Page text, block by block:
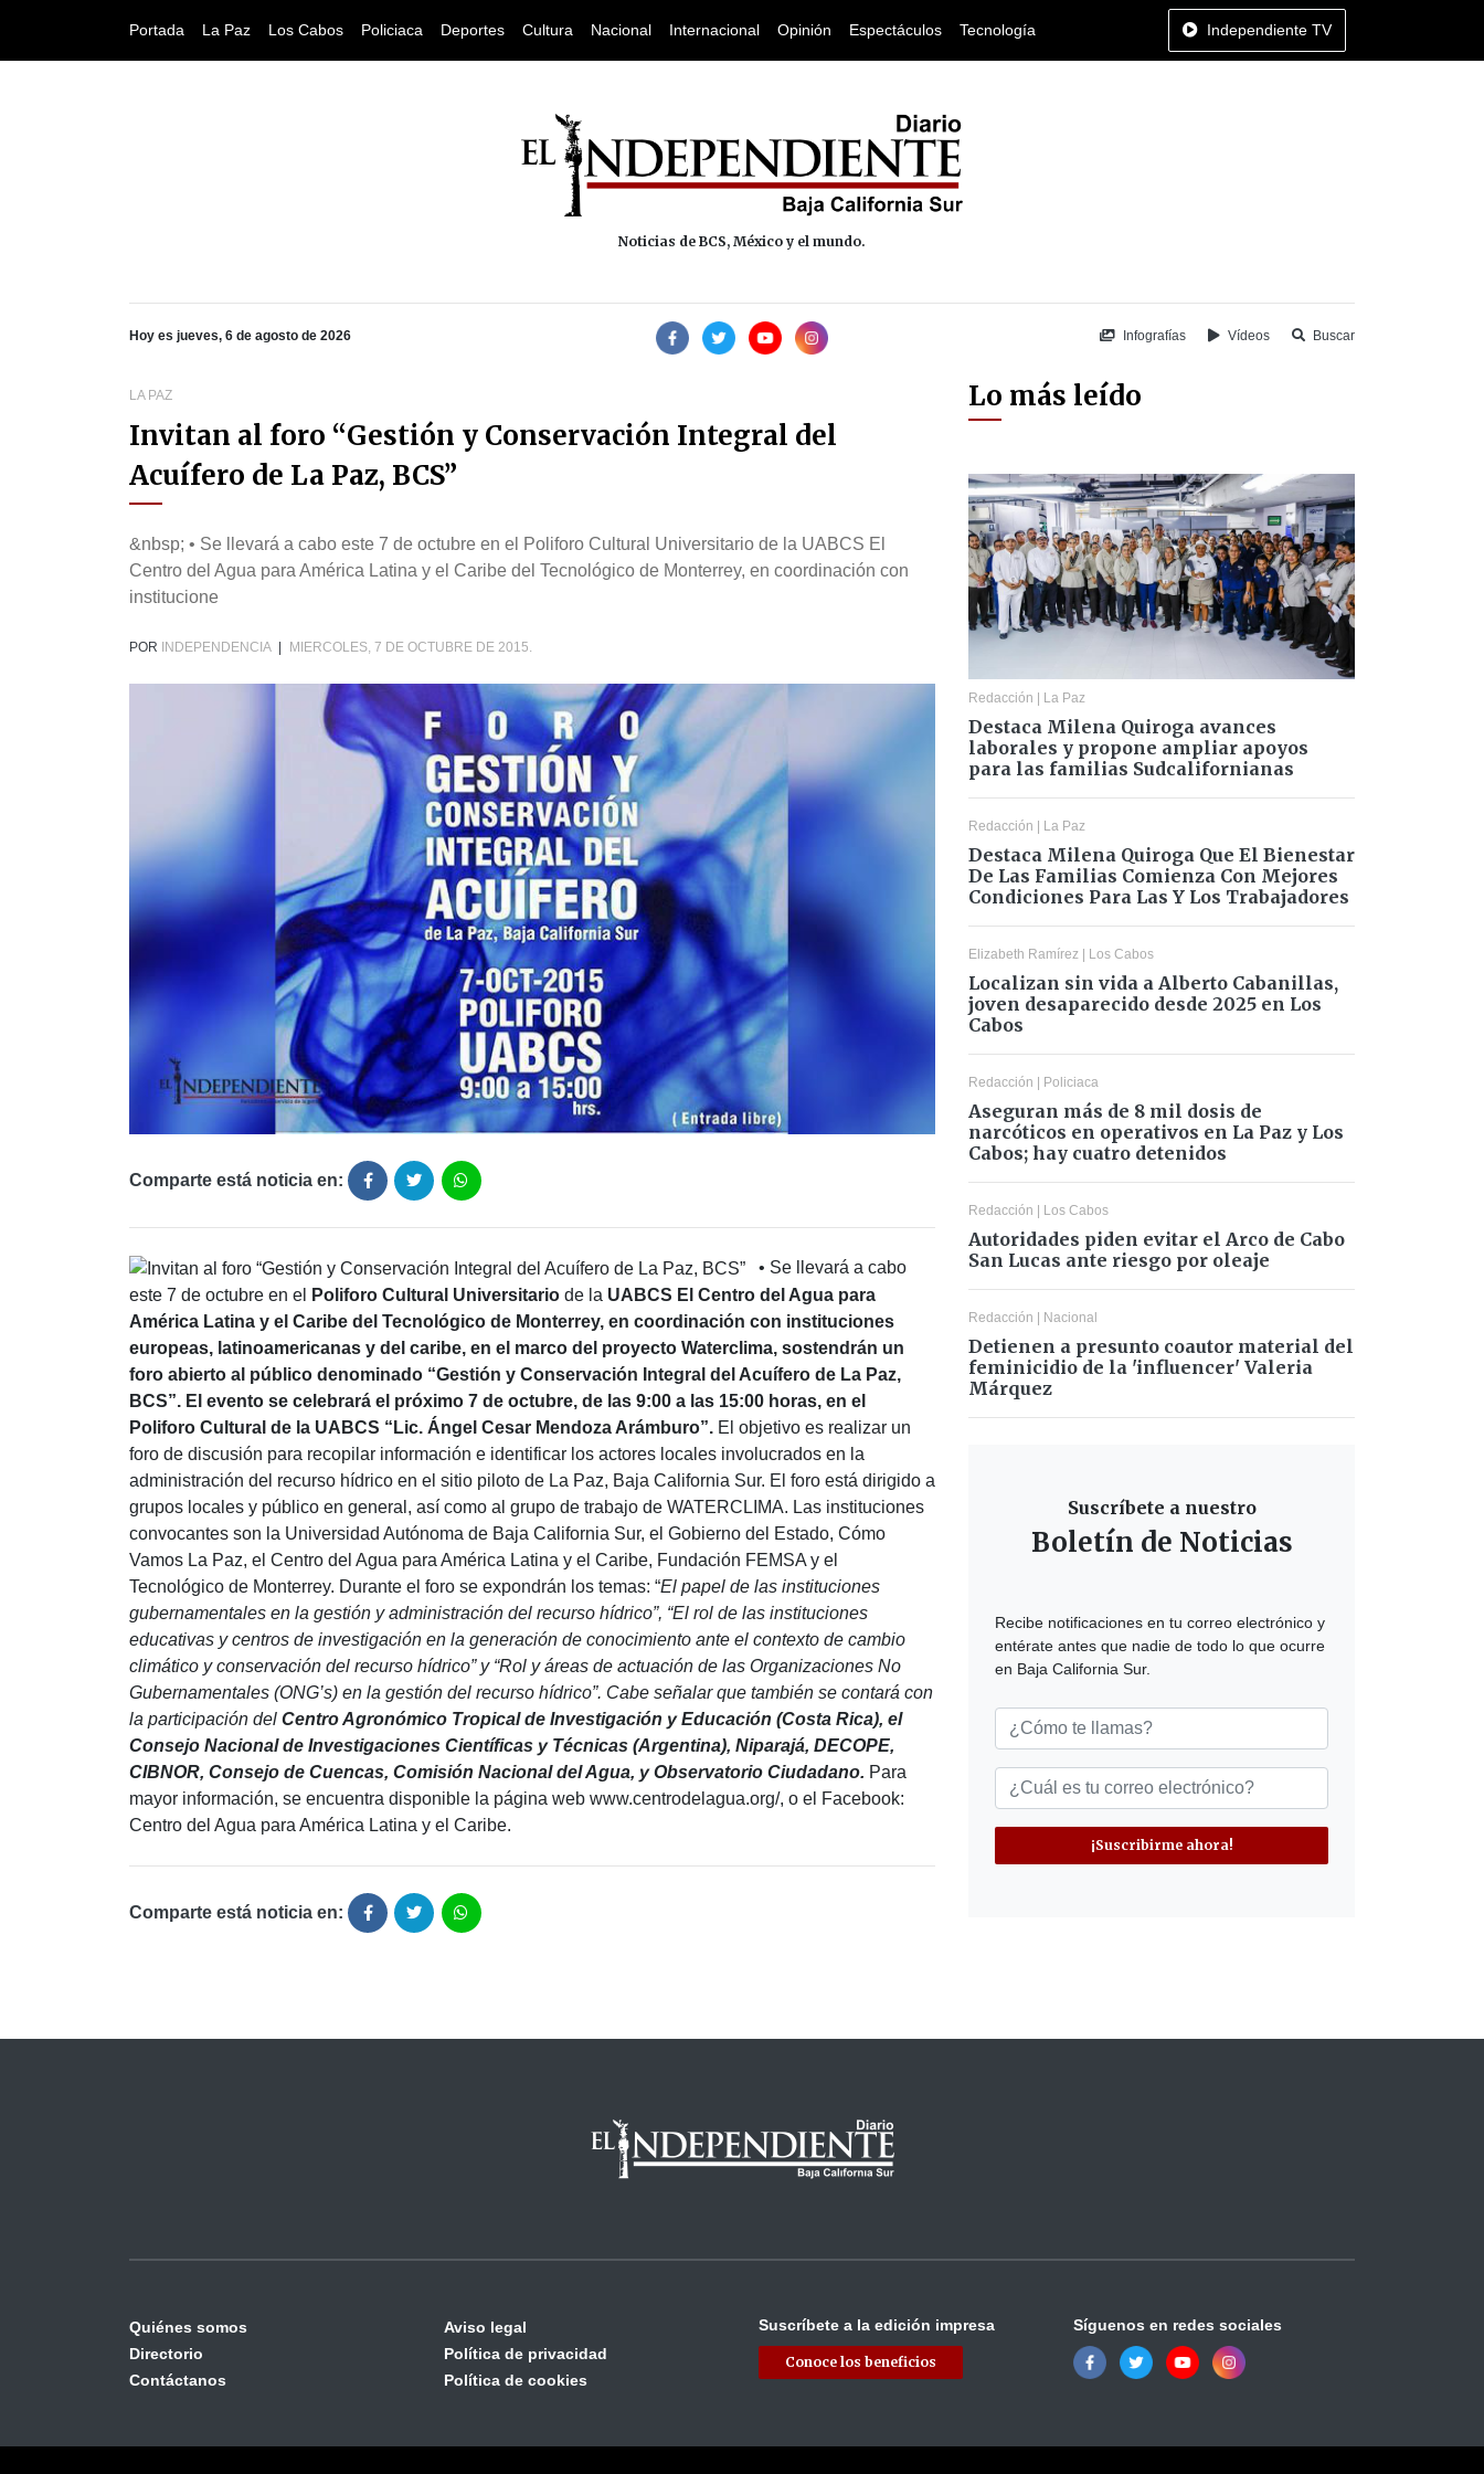
Portada La Paz Los Cabos Policiaca Deportes Cultura Nacional Internacional Opinión Espectáculos Tecnología Independiente TV
Noticias de BCS, México y el mundo.
Hoy es jueves, 6 de agosto de 2026 Infografías Vídeos Buscar
LA PAZ
Invitan al foro “Gestión y Conservación Integral del
Acuífero de La Paz, BCS”
&nbsp; • Se llevará a cabo este 7 de octubre en el Poliforo Cultural Universitario de la UABCS El
Centro del Agua para América Latina y el Caribe del Tecnológico de Monterrey, en coordinación con
institucione
POR INDEPENDENCIA MIERCOLES, 7 DE OCTUBRE DE 2015.
Comparte está noticia en:
• Se llevará a cabo
este 7 de octubre en el
Poliforo Cultural Universitario de la UABCS El Centro del Agua para
América Latina y el Caribe del Tecnológico de Monterrey, en coordinación con instituciones
europeas, latinoamericanas y del caribe, en el marco del proyecto Waterclima, sostendrán un
foro abierto al público denominado “Gestión y Conservación Integral del Acuífero de La Paz,
BCS”. El evento se celebrará el próximo 7 de octubre, de las 9:00 a las 15:00 horas, en el
Poliforo Cultural de la UABCS “Lic. Ángel Cesar Mendoza Arámburo”. El objetivo es realizar un
foro de discusión para recopilar información e identificar los actores locales involucrados en la
administración del recurso hídrico en el sitio piloto de La Paz, Baja California Sur. El foro está dirigido a
grupos locales y público en general, así como al grupo de trabajo de WATERCLIMA. Las instituciones
convocantes son la Universidad Autónoma de Baja California Sur, el Gobierno del Estado, Cómo
Vamos La Paz, el Centro del Agua para América Latina y el Caribe, Fundación FEMSA y el
Tecnológico de Monterrey. Durante el foro se expondrán los temas: “El papel de las instituciones
gubernamentales en la gestión y administración del recurso hídrico”, “El rol de las instituciones
educativas y centros de investigación en la generación de conocimiento ante el contexto de cambio
climático y conservación del recurso hídrico” y “Rol y áreas de actuación de las Organizaciones No
Gubernamentales (ONG’s) en la gestión del recurso hídrico”. Cabe señalar que también se contará con
la participación del Centro Agronómico Tropical de Investigación y Educación (Costa Rica), el
Consejo Nacional de Investigaciones Científicas y Técnicas (Argentina), Niparajá, DECOPE,
CIBNOR, Consejo de Cuencas, Comisión Nacional del Agua, y Observatorio Ciudadano. Para
mayor información, se encuentra disponible la página web www.centrodelagua.org/, o el Facebook:
Centro del Agua para América Latina y el Caribe.
Comparte está noticia en:
Lo más leído
Redacción | La Paz
Destaca Milena Quiroga avances
laborales y propone ampliar apoyos
para las familias Sudcalifornianas
Redacción | La Paz
Destaca Milena Quiroga Que El Bienestar
De Las Familias Comienza Con Mejores
Condiciones Para Las Y Los Trabajadores
Elizabeth Ramírez | Los Cabos
Localizan sin vida a Alberto Cabanillas,
joven desaparecido desde 2025 en Los
Cabos
Redacción | Policiaca
Aseguran más de 8 mil dosis de
narcóticos en operativos en La Paz y Los
Cabos; hay cuatro detenidos
Redacción | Los Cabos
Autoridades piden evitar el Arco de Cabo
San Lucas ante riesgo por oleaje
Redacción | Nacional
Detienen a presunto coautor material del
feminicidio de la 'influencer' Valeria
Márquez
Suscríbete a nuestro
Boletín de Noticias
Recibe notificaciones en tu correo electrónico y
entérate antes que nadie de todo lo que ocurre
en Baja California Sur.
¡Suscribirme ahora!
Quiénes somos
Directorio
Contáctanos
Aviso legal
Política de privacidad
Política de cookies
Suscríbete a la edición impresa
Conoce los beneficios
Síguenos en redes sociales